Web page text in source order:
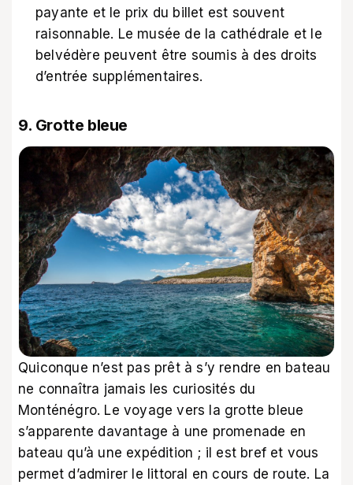
payante et le prix du billet est souvent
raisonnable. Le musée de la cathédrale et le
belvédère peuvent être soumis à des droits
d’entrée supplémentaires.
9. Grotte bleue
Quiconque n’est pas prêt à s’y rendre en bateau
ne connaîtra jamais les curiosités du
Monténégro. Le voyage vers la grotte bleue
s’apparente davantage à une promenade en
bateau qu’à une expédition ; il est bref et vous
permet d’admirer le littoral en cours de route. La